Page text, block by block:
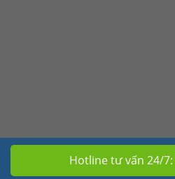
Hotline tư vấn 24/7: